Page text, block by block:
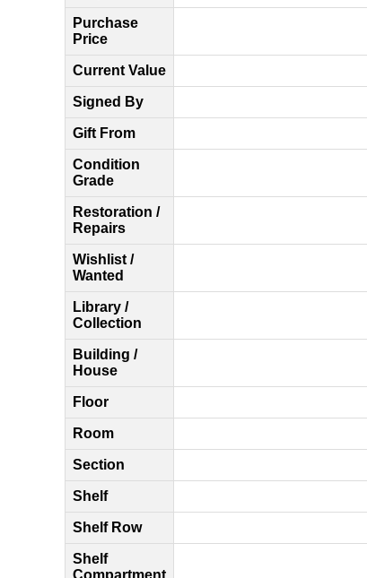
Purchase
Price
Current Value
Signed By
Gift From
Condition
Grade
Restoration /
Repairs
Wishlist /
Wanted
Library /
Collection
Building /
House
Floor
Room
Section
Shelf
Shelf Row
Shelf
Compartment